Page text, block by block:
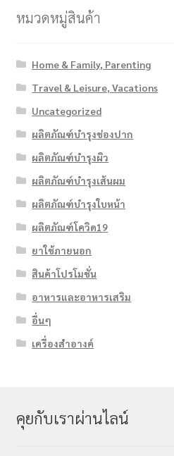
หมวดหมู่สินค้า
Home & Family, Parenting
Travel & Leisure, Vacations
Uncategorized
ผลิตภัณฑ์บำรุงช่องปาก
ผลิตภัณฑ์บำรุงผิว
ผลิตภัณฑ์บำรุงเส้นผม
ผลิตภัณฑ์บำรุงใบหน้า
ผลิตภัณฑ์โควิด19
ยาใช้ภายนอก
สินค้าโปรโมชั่น
อาหารและอาหารเสริม
อื่นๆ
เครื่องสำอางค์
คุยกับเราผ่านไลน์